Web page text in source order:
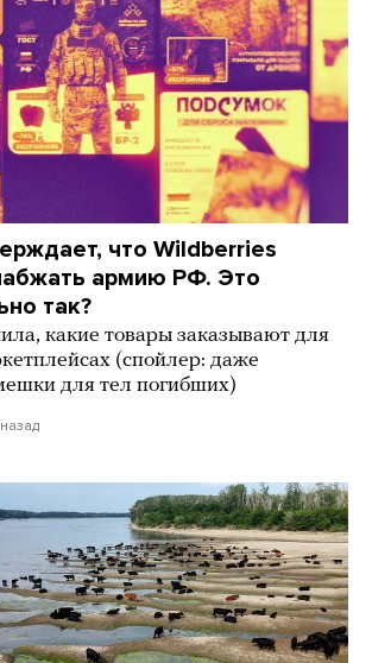
что Wildberries
армию РФ. Это
так?
какие товары заказывают для
(спойлер: даже
для тел погибших)